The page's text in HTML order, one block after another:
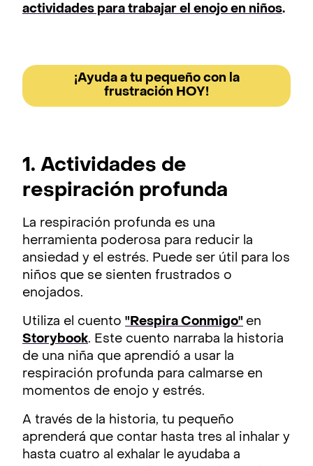
actividades para trabajar el enojo en niños.
¡Ayuda a tu pequeño con la
frustración HOY!
1. Actividades de
respiración profunda
La respiración profunda es una
herramienta poderosa para reducir la
ansiedad y el estrés. Puede ser útil para los
niños que se sienten frustrados o
enojados.
Utiliza el cuento "Respira Conmigo" en
Storybook. Este cuento narraba la historia
de una niña que aprendió a usar la
respiración profunda para calmarse en
momentos de enojo y estrés.
A través de la historia, tu pequeño
aprenderá que contar hasta tres al inhalar y
hasta cuatro al exhalar le ayudaba a